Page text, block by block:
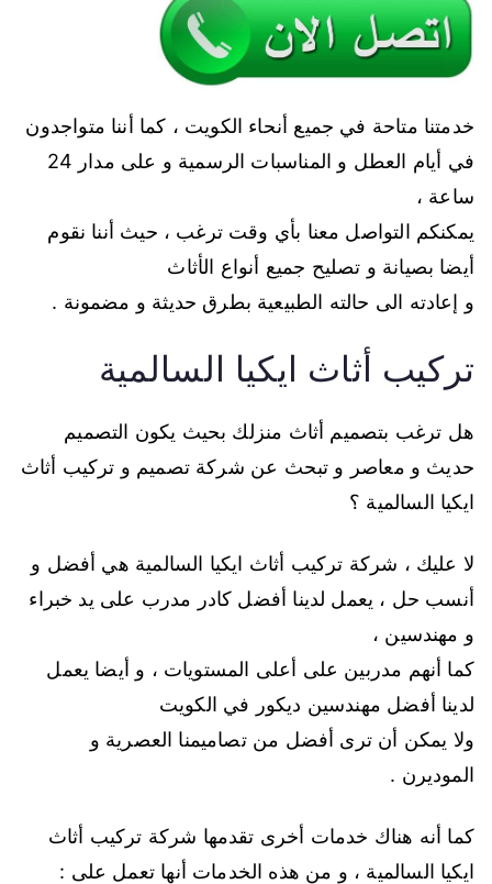
خدمتنا متاحة في جميع أنحاء الكويت ، كما أننا متواجدون
في أيام العطل و المناسبات الرسمية و على مدار 24
ساعة ،
يمكنكم التواصل معنا بأي وقت ترغب ، حيث أننا نقوم
أيضا بصيانة و تصليح جميع أنواع الأثاث
و إعادته الى حالته الطبيعية بطرق حديثة و مضمونة .
تركيب أثاث ايكيا السالمية
هل ترغب بتصميم أثاث منزلك بحيث يكون التصميم
حديث و معاصر و تبحث عن شركة تصميم و تركيب أثاث
ايكيا السالمية ؟
لا عليك ، شركة تركيب أثاث ايكيا السالمية هي أفضل و
أنسب حل ، يعمل لدينا أفضل كادر مدرب على يد خبراء
و مهندسين ،
كما أنهم مدربين على أعلى المستويات ، و أيضا يعمل
لدينا أفضل مهندسين ديكور في الكويت
ولا يمكن أن ترى أفضل من تصاميمنا العصرية و
الموديرن .
كما أنه هناك خدمات أخرى تقدمها شركة تركيب أثاث
ايكيا السالمية ، و من هذه الخدمات أنها تعمل على :